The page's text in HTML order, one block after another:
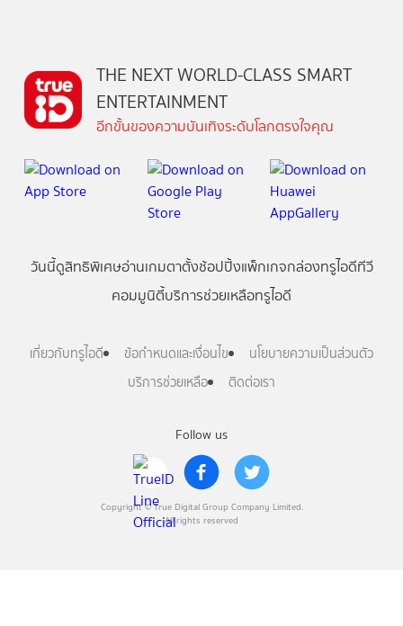
Follow us
Copyright © True Digital Group Company Limited.
All rights reserved
THE NEXT WORLD-CLASS SMART
ENTERTAINMENT
อีกขั้นของความบันเทิงระดับโลกตรงใจคุณ
วันนี้ดูสิทธิพิเศษอ่านเกมตาตั้งช้อปปิ้งแพ็กเกจกล่องทรูไอดีทีวี
คอมมูนิตี้บริการช่วยเหลือทรูไอดี
เกี่ยวกับทรูไอดี ข้อกำหนดและเงื่อนไข
นโยบายความเป็นส่วนตัว
บริการช่วยเหลือ
ติดต่อเรา